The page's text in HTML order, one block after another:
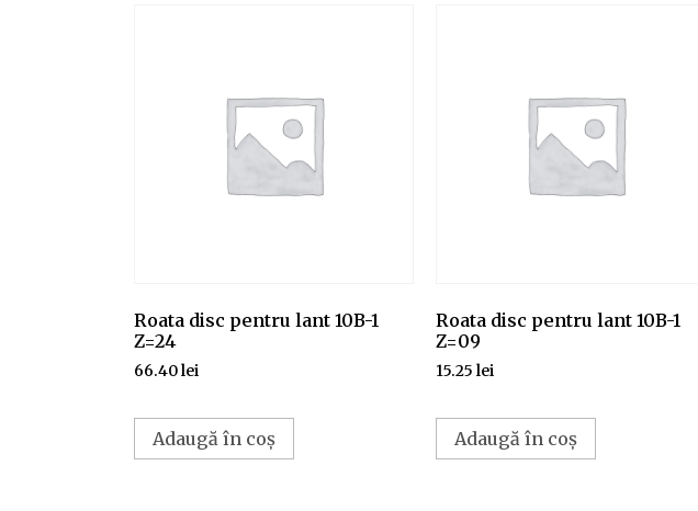
Roata disc pentru lant 10B-1
Z=24
66.40lei
Adaugă în coș
Roata disc pentru lant 10B-1
Z=09
15.25 lei
Adaugă în coș